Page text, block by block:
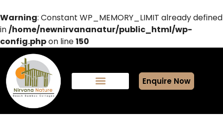
Warning: Constant WP_MEMORY_LIMIT already defined
in/home/newnirvananatur/public_html/wp-
config.phpon line150
Enquire Now